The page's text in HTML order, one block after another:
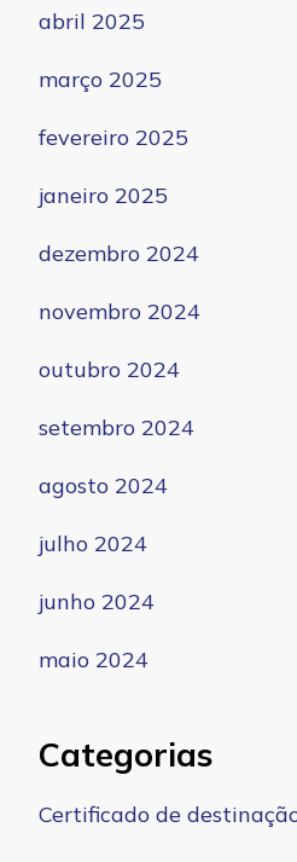
abril 2025
março 2025
fevereiro 2025
janeiro 2025
dezembro 2024
novembro 2024
outubro 2024
setembro 2024
agosto 2024
julho 2024
junho 2024
maio 2024
Categorias
Certificado de